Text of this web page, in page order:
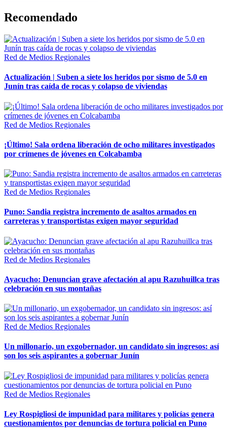
Recomendado
Red de Medios Regionales
Actualización | Suben a siete los heridos por sismo de 5.0 en
Junín tras caída de rocas y colapso de viviendas
Red de Medios Regionales
¡Último! Sala ordena liberación de ocho militares investigados
por crímenes de jóvenes en Colcabamba
Red de Medios Regionales
Puno: Sandia registra incremento de asaltos armados en
carreteras y transportistas exigen mayor seguridad
Red de Medios Regionales
Ayacucho: Denuncian grave afectación al apu Razuhuillca tras
celebración en sus montañas
Red de Medios Regionales
Un millonario, un exgobernador, un candidato sin ingresos: así
son los seis aspirantes a gobernar Junín
Red de Medios Regionales
Ley Rospigliosi de impunidad para militares y policías genera
cuestionamientos por denuncias de tortura policial en Puno